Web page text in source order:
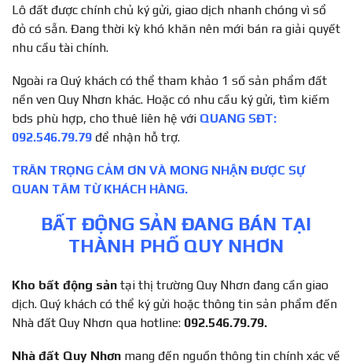
Lô đất được chính chủ ký gửi, giao dịch nhanh chóng vì sổ
đỏ có sẵn. Đang thời kỳ khó khăn nên mới bán ra giải quyết
nhu cầu tài chính.
Ngoài ra Quý khách có thể tham khảo 1 số sản phẩm đất
nền ven Quy Nhơn khác. Hoặc có nhu cầu ký gửi, tìm kiếm
bds phù hợp, cho thuê liên hệ với QUANG SĐT:
092.546.79.79 để nhận hỗ trợ.
TRÂN TRỌNG CẢM ƠN VÀ MONG NHẬN ĐƯỢC SỰ
QUAN TÂM TỪ KHÁCH HÀNG.
BẤT ĐỘNG SẢN ĐANG BÁN TẠI
THÀNH PHỐ QUY NHƠN
Kho bất động sản tại thị trường Quy Nhơn đang cần giao
dịch. Quý khách có thể ký gửi hoặc thông tin sản phẩm đến
Nhà đất Quy Nhơn qua hotline: 092.546.79.79.
Nhà đất Quy Nhơn mang đến nguồn thông tin chính xác về